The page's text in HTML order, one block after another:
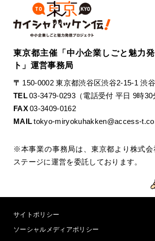
東京都主催「中小企業しごと魅力
ト」運営事務局
〒 150-0002 東京都渋谷区渋谷2-15-1 渋
TEL03-3479-0293（電話受付 平日 9時30
FAX03-3409-0162
MAIL tokyo-miryokuhakken@access-
※本事業の事務局は、東京都より株式会
ステージに運営を委託しております。
サイトポリシー
ソーシャルメディアポリシー